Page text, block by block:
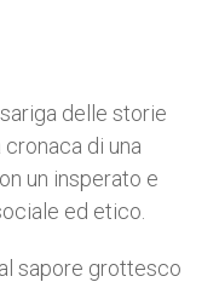
delle storie
di una
un insperato e
ed etico.
sapore grottesco